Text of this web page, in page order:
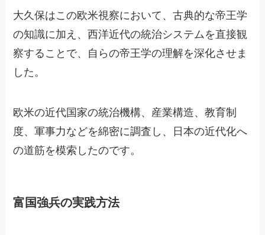
大久保はこの欧米視察において、古典的な帝王学
の知識に加え、西洋近代の統治システムを直接観
察することで、自らの帝王学の理解を深化させま
した。
欧米の近代国家の統治機構、産業構造、教育制
度、軍事力などを綿密に調査し、日本の近代化へ
の道筋を模索したのです。
富国強兵の実践方法